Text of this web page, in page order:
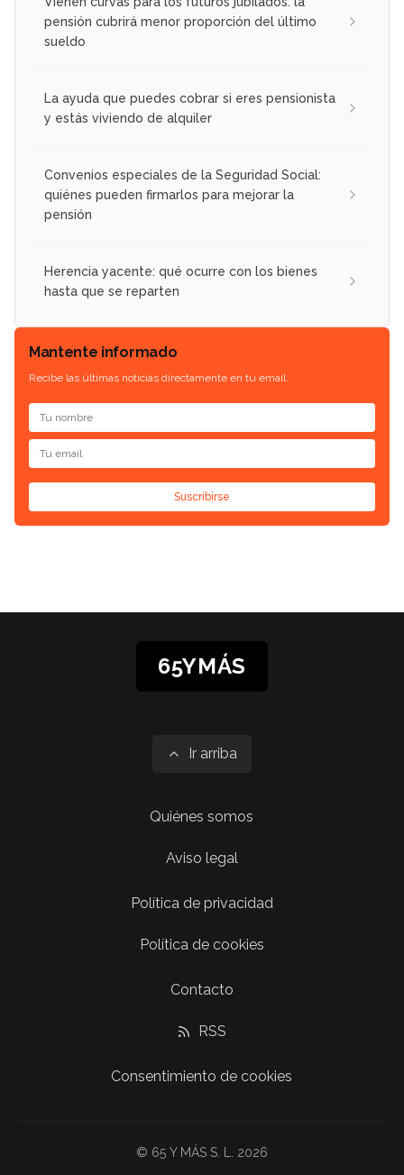
pensión cubrirá menor proporción del último
sueldo
La ayuda que puedes cobrar si eres pensionista
y estás viviendo de alquiler
Convenios especiales de la Seguridad Social:
quiénes pueden firmarlos para mejorar la
pensión
Herencia yacente: qué ocurre con los bienes
hasta que se reparten
Mantente informado
Recibe las últimas noticias directamente en tu email.
Suscribirse
65YMÁS
Ir arriba
Quiénes somos
Aviso legal
Política de privacidad
Política de cookies
Contacto
RSS
Consentimiento de cookies
© 65 Y MÁS S. L. 2026